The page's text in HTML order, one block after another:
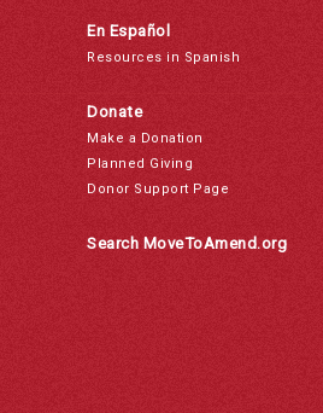
En Español
Resources in Spanish
Donate
Make a Donation
Planned Giving
Donor Support Page
Search MoveToAmend.org